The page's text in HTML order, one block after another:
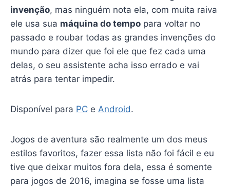
invenção, mas ninguém nota ela, com muita raiva
ele usa sua máquina do tempopara voltar no
passado e roubar todas as grandes invenções do
mundo para dizer que foi ele que fez cada uma
delas, o seu assistente acha isso errado e vai
atrás para tentar impedir.
Disponível para PCe Android.
Jogos de aventura são realmente um dos meus
estilos favoritos, fazer essa lista não foi fácil e eu
tive que deixar muitos fora dela, essa é somente
para jogos de 2016, imagina se fosse uma lista